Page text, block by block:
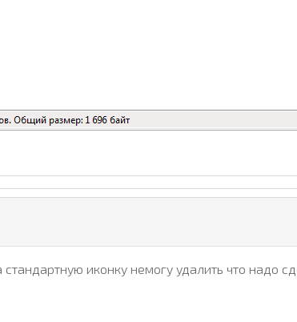
иконку немогу удалить что надо